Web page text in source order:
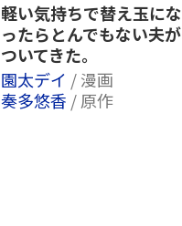
軽い気持ちで替え玉にな
ったらとんでもない夫が
ついてきた。
園太デイ / 漫画
奏多悠香 / 原作